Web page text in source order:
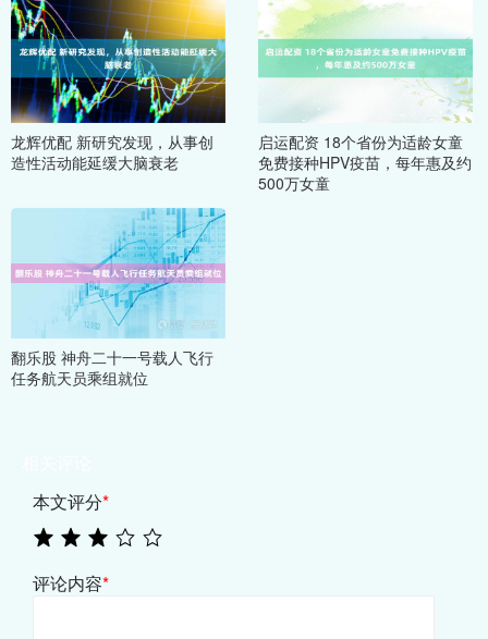
龙辉优配 新研究发现，从事创
造性活动能延缓大脑衰老
启运配资 18个省份为适龄女童
免费接种HPV疫苗，每年惠及约
500万女童
翻乐股 神舟二十一号载人飞行
任务航天员乘组就位
本文评分*
评论内容*